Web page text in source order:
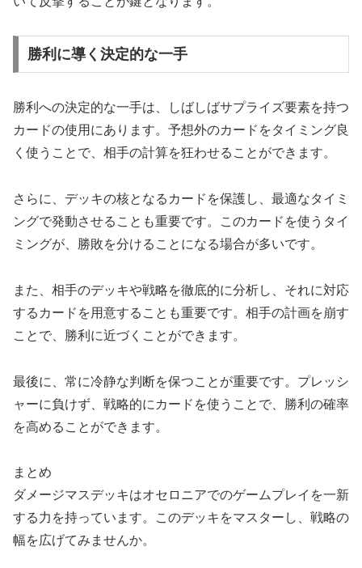
勝利に導く決定的な一手
勝利への決定的な一手は、しばしばサプライズ要素を持つ
カードの使用にあります。予想外のカードをタイミング良
く使うことで、相手の計算を狂わせることができます。
さらに、デッキの核となるカードを保護し、最適なタイミ
ングで発動させることも重要です。このカードを使うタイ
ミングが、勝敗を分けることになる場合が多いです。
また、相手のデッキや戦略を徹底的に分析し、それに対応
するカードを用意することも重要です。相手の計画を崩す
ことで、勝利に近づくことができます。
最後に、常に冷静な判断を保つことが重要です。プレッシ
ャーに負けず、戦略的にカードを使うことで、勝利の確率
を高めることができます。
まとめ
ダメージマスデッキはオセロニアでのゲームプレイを一新
する力を持っています。このデッキをマスターし、戦略の
幅を広げてみませんか。